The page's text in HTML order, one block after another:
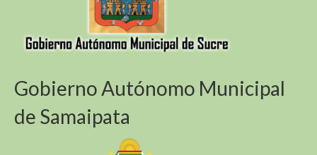
Gobierno Autónomo Municipal
de Samaipata